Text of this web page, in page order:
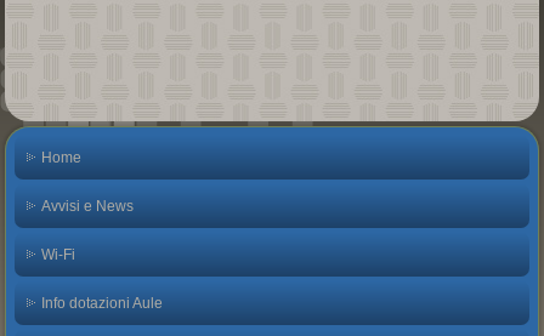
Home
Avvisi e News
Wi-Fi
Info dotazioni Aule